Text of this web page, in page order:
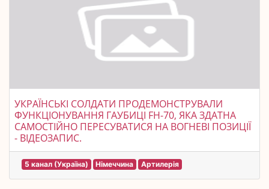
УКРАЇНСЬКІ СОЛДАТИ ПРОДЕМОНСТРУВАЛИ
ФУНКЦІОНУВАННЯ ГАУБИЦІ FH-70, ЯКА ЗДАТНА
САМОСТІЙНО ПЕРЕСУВАТИСЯ НА ВОГНЕВІ ПОЗИЦІЇ
- ВІДЕОЗАПИС.
5 канал (Україна) Німеччина Артилерія